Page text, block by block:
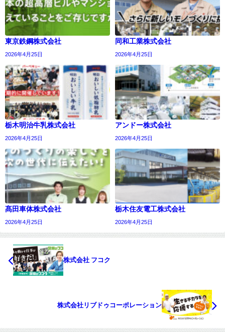
東京鉄鋼株式会社
2026年4月25日
同和工業株式会社
2026年4月25日
栃木明治牛乳株式会社
2026年4月25日
アンドー株式会社
2026年4月25日
髙田車体株式会社
2026年4月25日
栃木住友電工株式会社
2026年4月25日
株式会社 フコク
株式会社リブドゥコーポレーション